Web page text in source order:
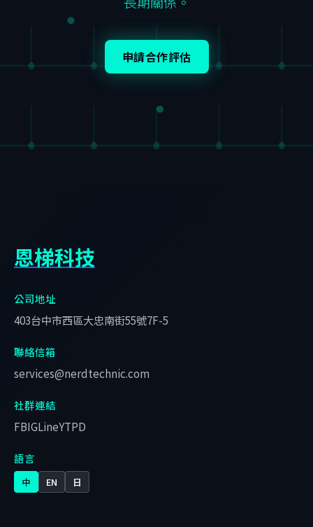
申請合作評估
恩梯科技
公司地址
403台中市西區大忠南街55號7F-5
聯絡信箱
services@nerdtechnic.com
社群連結
FBIGLineYTPD
語言
中 EN 日